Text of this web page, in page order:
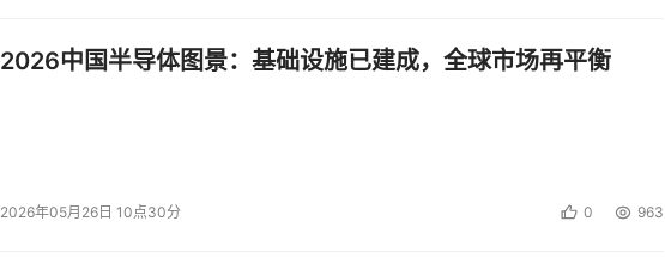
2026中国半导体图景：基础设施已建成，全球市场再平衡
2026年05月26日 10点30分 0 963